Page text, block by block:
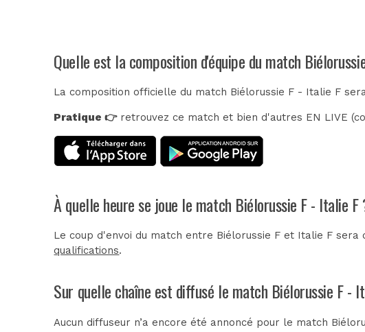
Quelle est la composition d'équipe du match
La composition officielle du match Biélorussie F - Italie F
Pratique 👉retrouvez ce match et bien d'autres EN LIVE
À quelle heure se joue le match Biélorussie F - Italie F
Le coup d'envoi du match entre Biélorussie F et Italie F
qualifications.
Sur quelle chaîne est diffusé le match Biélorussie F -
Aucun diffuseur n’a encore été annoncé pour le match